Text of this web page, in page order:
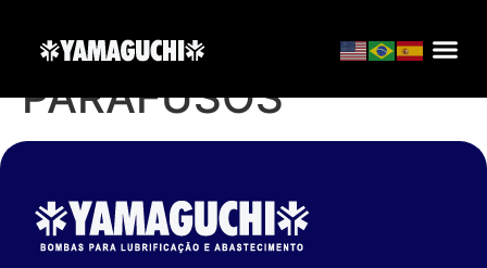
CASA DOS
PARAFUSOS